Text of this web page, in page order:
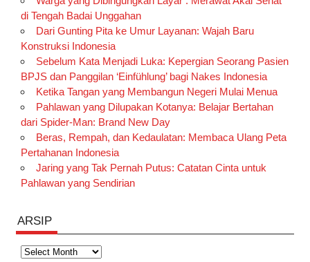
di Tengah Badai Unggahan
Dari Gunting Pita ke Umur Layanan: Wajah Baru
Konstruksi Indonesia
Sebelum Kata Menjadi Luka: Kepergian Seorang Pasien
BPJS dan Panggilan ‘Einfühlung’ bagi Nakes Indonesia
Ketika Tangan yang Membangun Negeri Mulai Menua
Pahlawan yang Dilupakan Kotanya: Belajar Bertahan
dari Spider-Man: Brand New Day
Beras, Rempah, dan Kedaulatan: Membaca Ulang Peta
Pertahanan Indonesia
Jaring yang Tak Pernah Putus: Catatan Cinta untuk
Pahlawan yang Sendirian
ARSIP
Arsip